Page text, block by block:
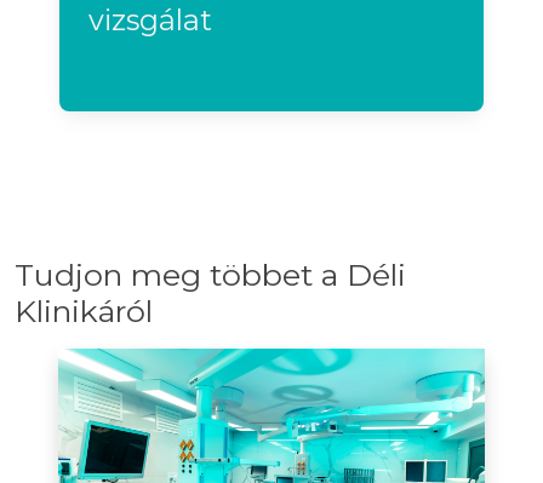
vizsgálat
Tudjon meg többet a Déli
Klinikáról